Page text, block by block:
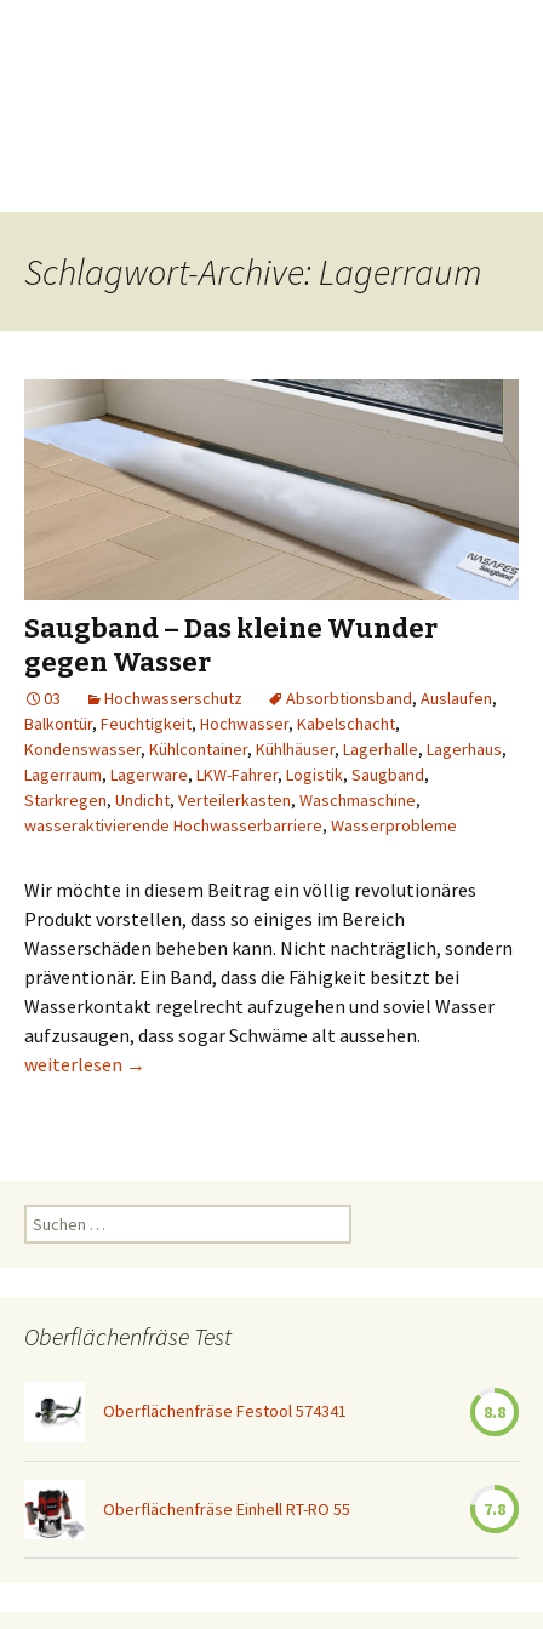
Schlagwort-Archive: Lagerraum
Saugband – Das kleine Wunder
gegen Wasser
03 Hochwasserschutz Absorbtionsband, Auslaufen,
Balkontür, Feuchtigkeit, Hochwasser, Kabelschacht,
Kondenswasser, Kühlcontainer, Kühlhäuser, Lagerhalle, Lagerhaus,
Lagerraum, Lagerware, LKW-Fahrer, Logistik, Saugband,
Starkregen, Undicht, Verteilerkasten, Waschmaschine,
wasseraktivierende Hochwasserbarriere, Wasserprobleme
Wir möchte in diesem Beitrag ein völlig revolutionäres
Produkt vorstellen, dass so einiges im Bereich
Wasserschäden beheben kann. Nicht nachträglich, sondern
präventionär. Ein Band, dass die Fähigkeit besitzt bei
Wasserkontakt regelrecht aufzugehen und soviel Wasser
aufzusaugen, dass sogar Schwäme alt aussehen.
Saugband – Das kleine Wunder gegen Wasser
weiterlesen →
Suchen
nach:
Oberflächenfräse Test
Oberflächenfräse Festool 574341 8.8
Oberflächenfräse Einhell RT-RO 55 7.8